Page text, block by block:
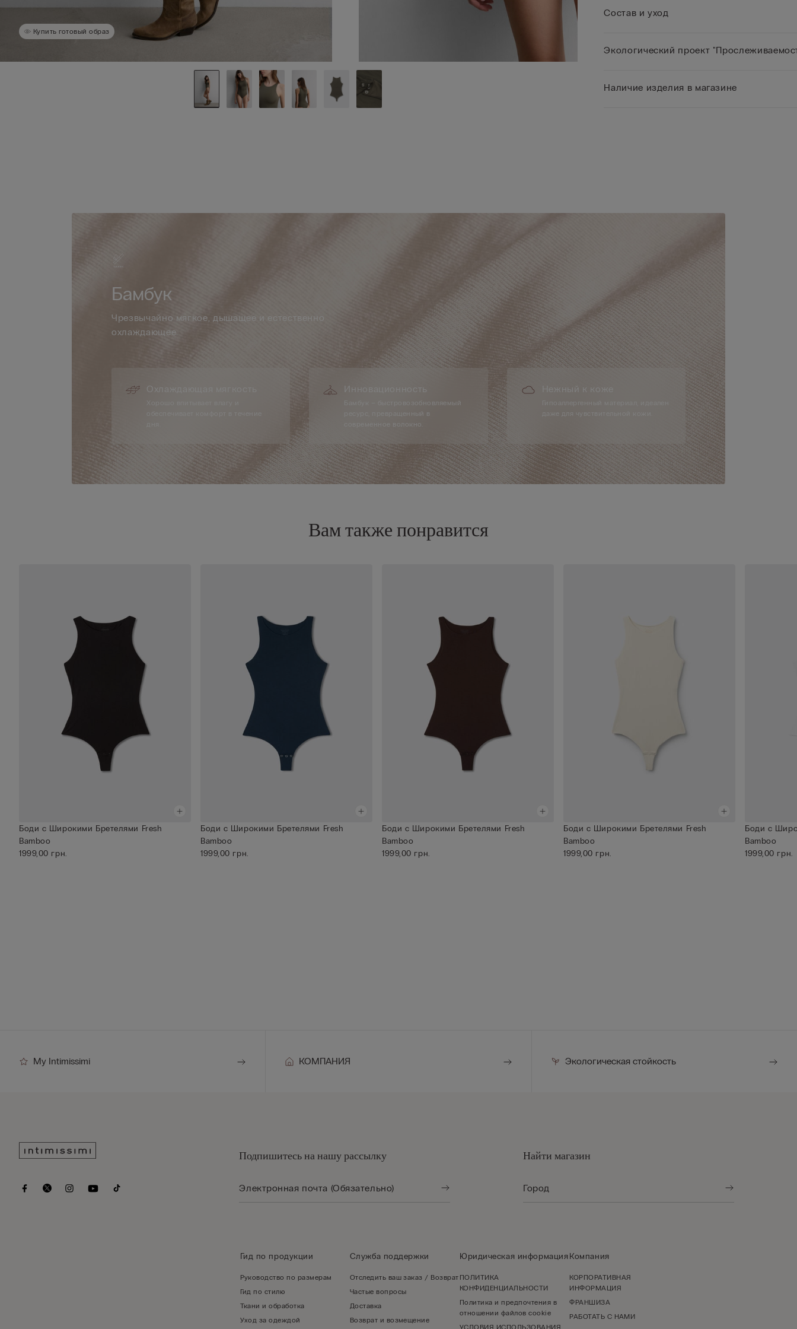
Купить готовый образ
Состав и уход
Экологический проект
Наличие изделия в магазине
Бамбук
Чрезвычайно мягкое, дышащее и естественно
охлаждающее.
Охлаждающая мягкость
Хорошо впитывает влагу и
Инновационность
Бамбук – быстровозобновляемый
ресурс, превращенный в
современное волокно.
Нежный к коже
Гипоаллергенный материал, идеален
даже для чувствительной кожи.
Вам также понравится
Боди с Широкими Бретелями Fresh
Bamboo
1999,00 грн.
Боди с Широкими Бретелями Fresh
Bamboo
1999,00 грн.
Боди с Широкими Бретелями Fresh
Bamboo
1999,00 грн.
Боди с Широкими Бретелями Fresh
Bamboo
1999,00 грн.
Боди с
Bamboo
1999,00 грн.
My Intimissimi КОМПАНИЯ Экологическая стойкость
Подпишитесь на нашу рассылку Найти магазин
Гид по продукции
Руководство по размерам
Гид по стилю
Ткани и обработка
Уход за одеждой
Служба поддержки
Отследить ваш заказ / Возврат
Частые вопросы
Доставка
Возврат и возмещение
Юридическая информация
ПОЛИТИКА
КОНФИДЕНЦИАЛЬНОСТИ
Политика и предпочтения в
отношении файлов cookie
УСЛОВИЯ ИСПОЛЬЗОВАНИЯ
Компания
КОРПОРАТИВНАЯ
ИНФОРМАЦИЯ
ФРАНШИЗА
РАБОТАТЬ С НАМИ